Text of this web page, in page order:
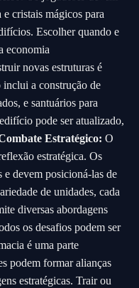
cristais mágicos para
Escolher quando e
economia
novas estruturas é
inclui a construção de
e santuários para
pode ser atualizado,
Estratégico: O
estratégica. Os
devem posicioná-las de
de unidades, cada
diversas abordagens
os desafios podem ser
é uma parte
podem formar alianças
estratégicas. Trair ou